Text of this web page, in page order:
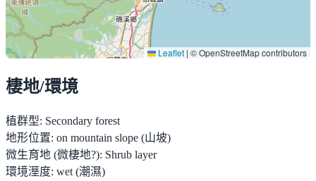
Leaflet | © OpenStreetMap contributors
棲地/環境
植群型: Secondary forest
地形位置: on mountain slope (山坡)
微生育地 (微棲地?): Shrub layer
環境溼度: wet (潮濕)